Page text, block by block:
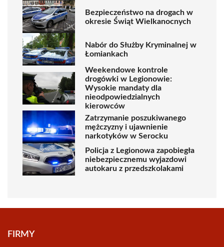
Bezpieczeństwo na drogach w
okresie Świąt Wielkanocnych
Nabór do Służby Kryminalnej w
Łomiankach
Weekendowe kontrole
drogówki w Legionowie:
Wysokie mandaty dla
nieodpowiedzialnych
kierowców
Zatrzymanie poszukiwanego
mężczyzny i ujawnienie
narkotyków w Serocku
Policja z Legionowa zapobiegła
niebezpiecznemu wyjazdowi
autokaru z przedszkolakami
FIRMY